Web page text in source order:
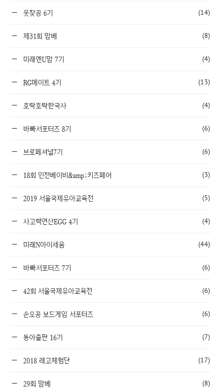
웃찾공 6기 (14)
제31회 맘베 (8)
미래엔U맘 7기 (4)
RG메이트 4기 (13)
호락호락한국사 (4)
바빠서포터즈 8기 (6)
브로페셔널7기 (6)
18회 인천베이비&amp;키즈페어 (3)
2019 서울국제유아교육전 (5)
사고력연산EGG 4기 (4)
미래N아이세움 (44)
바빠서포터즈 7기 (6)
42회 서울국제유아교육전 (6)
손오공 보드게임 서포터즈 (6)
동아출판 16기 (7)
2018 레고체험단 (17)
29회 맘베 (8)